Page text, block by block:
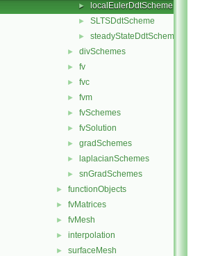
► localEulerDdtScheme
► SLTSDdtScheme
► steadyStateDdtScheme
► divSchemes
► fv
► fvc
► fvm
► fvSchemes
► fvSolution
► gradSchemes
► laplacianSchemes
► snGradSchemes
► functionObjects
► fvMatrices
► fvMesh
► interpolation
► surfaceMesh